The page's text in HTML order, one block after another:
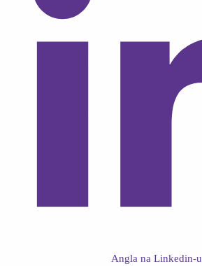
Angla na Linkedin-u